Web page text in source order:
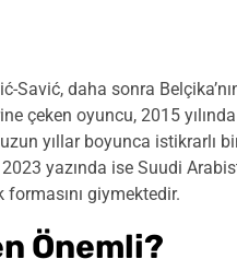
daha sonra
çeken oyuncu, 2015 yılında
yıllar boyunca istikrarlı
yazında ise Suudi
formasını giymektedir.
Önemli?